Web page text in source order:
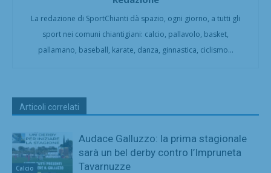
La redazione di SportChianti dà spazio, ogni giorno, a tutti gli
sport nei comuni chiantigiani: calcio, pallavolo, basket,
pallamano, baseball, karate, danza, ginnastica, ciclismo...
Articoli correlati
Calcio
Audace Galluzzo: la prima stagionale
sarà un bel derby contro l’Impruneta
Tavarnuzze